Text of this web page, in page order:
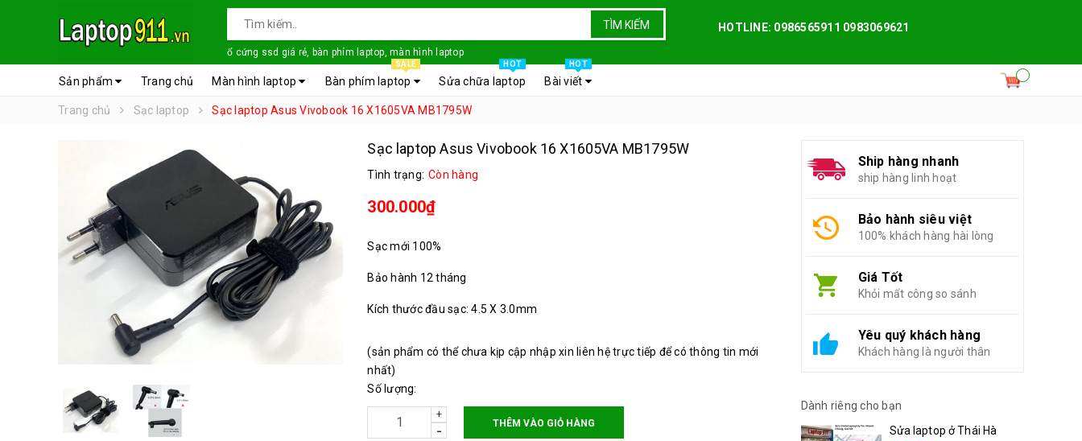
TÌM KIẾM
ổ cứng ssd giá rẻ, bàn phím laptop, màn hình laptop
HOTLINE: 0986565911 0983069621
Sản phẩm Trang chủ Màn hình laptop Bàn phím laptop
SALE
Sửa chữa laptop
HOT
Bài viết
HOT
Trang chủ Sạc laptop Sạc laptop Asus Vivobook 16 X1605VA MB1795W
Sạc laptop Asus Vivobook 16 X1605VA MB1795W
Tình trạng: Còn hàng
300.000₫
Sạc mới 100%
Bảo hành 12 tháng
Kích thước đầu sạc: 4.5 X 3.0mm
(sản phẩm có thể chưa kịp cập nhập xin liên hệ trực tiếp để có thông tin mới
nhất)
Số lượng:
+
- THÊM VÀO GIỎ HÀNG
Ship hàng nhanh
ship hàng linh hoạt
Bảo hành siêu việt
100% khách hàng hài lòng
Giá Tốt
Khỏi mất công so sánh
Yêu quý khách hàng
Khách hàng là người thân
Dành riêng cho bạn
Sửa laptop ở Thái Hà